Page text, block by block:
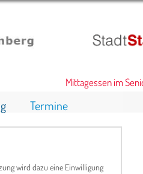
Mittagessen im
Termine
wird dazu eine Einwilligung